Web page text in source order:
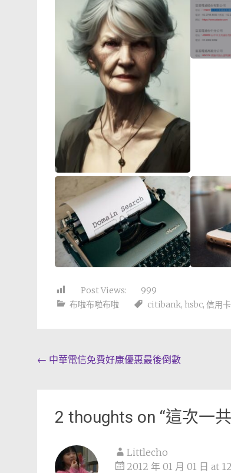
Post Views:
999
布啦布啦布啦
citibank, hsbc, 信用卡
Post
← 中華電信免費好康優惠最後倒數
2 thoughts on “這次一
Littlecho
2012 年 01 月 01 日 at